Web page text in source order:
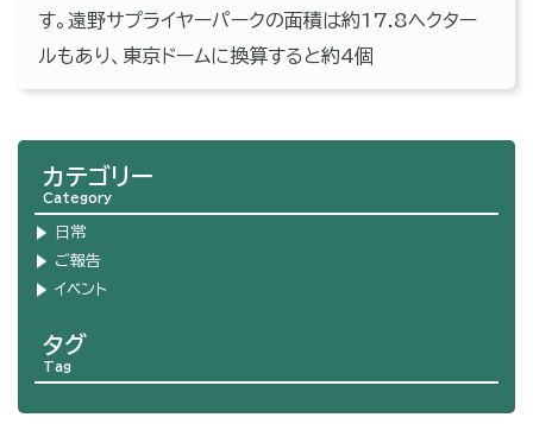
す。遠野サプライヤーパークの面積は約17.8ヘクター
ルもあり、東京ドームに換算すると約4個
カテゴリー
Category
日常
ご報告
イベント
タグ
Tag